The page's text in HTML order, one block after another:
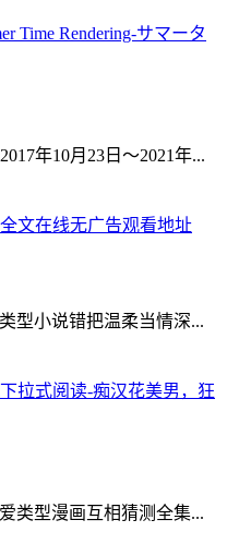
年10月23日～2021年...
型小说错把温柔当情深...
类型漫画互相猜测全集...